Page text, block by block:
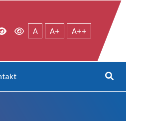
Wersja kontrastowa
Wersja domyślna
A A+ A++